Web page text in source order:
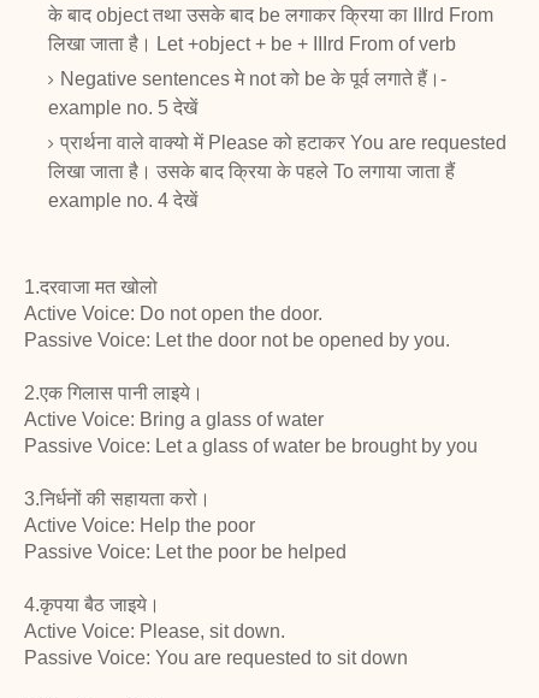
के बाद object तथा उसके बाद be लगाकर क्रिया का IIIrd From
लिखा जाता है।
Let +object + be + IIIrd From of verb
Negative sentences मे not को be के पूर्व लगाते हैं।-
example no. 5 देखें
प्रार्थना वाले वाक्यो में Please को हटाकर You are requested
लिखा जाता है। उसके बाद क्रिया के पहले To लगाया जाता हैं
example no. 4 देखें
1.दरवाजा मत खोलो
Active Voice: Do not open the door.
Passive Voice: Let the door not be opened by you.
2.एक गिलास पानी लाइये।
Active Voice: Bring a glass of water
Passive Voice: Let a glass of water be brought by you
3.निर्धनों की सहायता करो।
Active Voice: Help the poor
Passive Voice: Let the poor be helped
4.कृपया बैठ जाइये।
Active Voice: Please, sit down.
Passive Voice: You are requested to sit down